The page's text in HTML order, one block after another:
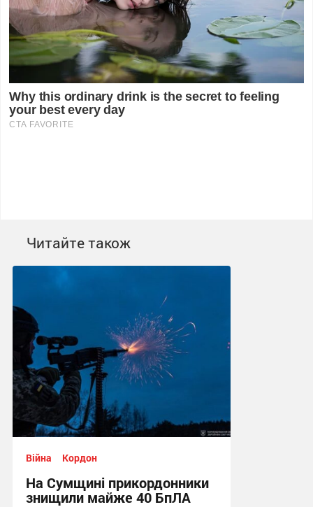
Читайте також
Війна Кордон
На Сумщині прикордонники
знищили майже 40 БпЛА